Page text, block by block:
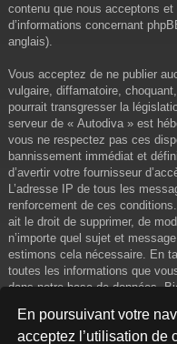
En poursuivant votre
acceptez l’utilisation de
contenu que nous acceptons
d’informations concernant
anglais).
Vous acceptez de ne publier
vulgaire, diffamatoire,
pourrait transgresser la
serveur de « Autodiva » est
vous ne respectez pas ces
bannissement immédiat et
d’avertir votre fournisseur
L’adresse IP de tous les
renforcement de ces
ait le droit de supprimer, de
n’importe quel sujet et
estimons cela nécessaire. En
toutes les informations que
dans notre base de données.
diffusées à une tierce partie
phpBB, ne pourront être
de piratage informatique